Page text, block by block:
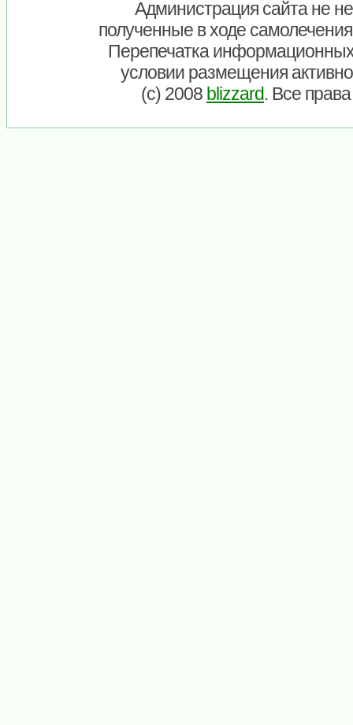
Администрация сайта не
полученные в ходе
Перепечатка
условии размещения
(c) 2008 blizzard. Все